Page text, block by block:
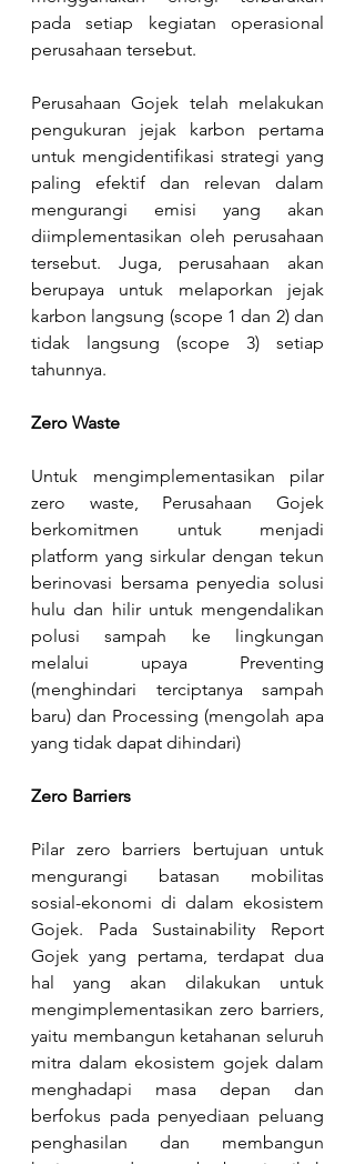
pada setiap kegiatan operasional
perusahaan tersebut.
Perusahaan Gojek telah melakukan
pengukuran jejak karbon pertama
untuk mengidentifikasi strategi yang
paling efektif dan relevan dalam
mengurangi emisi yang akan
diimplementasikan oleh perusahaan
tersebut. Juga, perusahaan akan
berupaya untuk melaporkan jejak
karbon langsung (scope 1 dan 2) dan
tidak langsung (scope 3) setiap
tahunnya.
Zero Waste
Untuk mengimplementasikan pilar
zero waste, Perusahaan Gojek
berkomitmen untuk menjadi
platform yang sirkular dengan tekun
berinovasi bersama penyedia solusi
hulu dan hilir untuk mengendalikan
polusi sampah ke lingkungan
melalui upaya Preventing
(menghindari terciptanya sampah
baru) dan Processing (mengolah apa
yang tidak dapat dihindari)
Zero Barriers
Pilar zero barriers bertujuan untuk
mengurangi batasan mobilitas
sosial-ekonomi di dalam ekosistem
Gojek. Pada Sustainability Report
Gojek yang pertama, terdapat dua
hal yang akan dilakukan untuk
mengimplementasikan zero barriers,
yaitu membangun ketahanan seluruh
mitra dalam ekosistem gojek dalam
menghadapi masa depan dan
berfokus pada penyediaan peluang
penghasilan dan membangun